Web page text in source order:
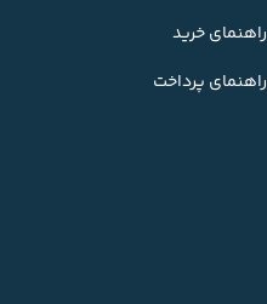
راهنمای خرید
راهنمای پرداخت